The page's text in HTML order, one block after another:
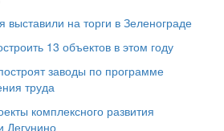
на торги в Зеленограде
13 объектов в этом году
заводы по программе
труда
комплексного развития
Дегунино